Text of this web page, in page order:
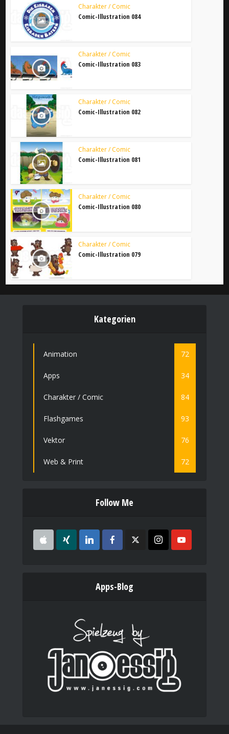
Charakter / Comic
Comic-Illustration 084
Charakter / Comic
Comic-Illustration 083
Charakter / Comic
Comic-Illustration 082
Charakter / Comic
Comic-Illustration 081
Charakter / Comic
Comic-Illustration 080
Charakter / Comic
Comic-Illustration 079
Kategorien
Animation 72
Apps 34
Charakter / Comic 84
Flashgames 93
Vektor 76
Web & Print 72
Follow Me
Apps-Blog